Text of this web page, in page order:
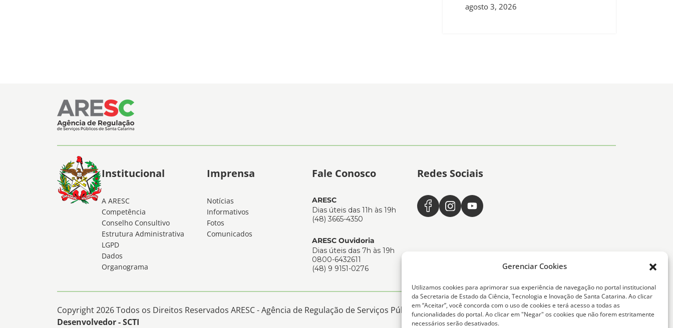
Gerenciar Cookies
Utilizamos cookies para aprimorar sua experiência de navegação no portal institucional
da Secretaria de Estado da Ciência, Tecnologia e Inovação de Santa Catarina. Ao clicar
em “Aceitar”, você concorda com o uso de cookies e terá acesso a todas as
funcionalidades do portal. Ao clicar em "Negar" os cookies que não forem estritamente
necessários serão desativados.
agosto 3, 2026
Institucional
A ARESC
Competência
Conselho Consultivo
Estrutura Administrativa
LGPD
Dados
Organograma
Imprensa
Notícias
Informativos
Fotos
Comunicados
Fale Conosco
ARESC
Dias úteis das 11h às 19h
(48) 3665-4350
ARESC Ouvidoria
Dias úteis das 7h às 19h
0800-6432611
(48) 9 9151-0276
Redes Sociais
Copyright 2026 Todos os Direitos Reservados ARESC - Agência de Regulação de Serviços Públicos de Santa Catarina -
Desenvolvedor - SCTI